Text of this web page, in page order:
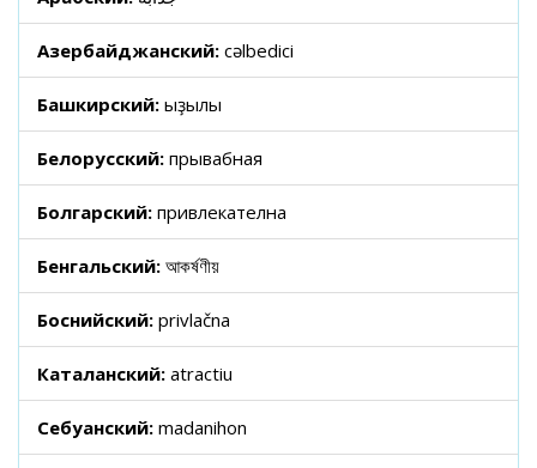
Азербайджанский: cəlbedici
Башкирский: ҡыҙыҡлы
Белорусский: прывабная
Болгарский: привлекателна
Бенгальский: আকর্ষণীয়
Боснийский: privlačna
Каталанский: atractiu
Себуанский: madanihon